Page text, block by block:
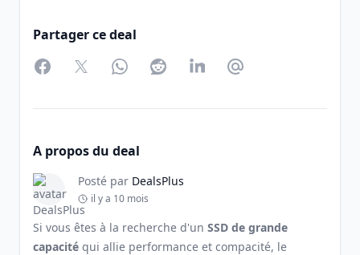
Partager ce deal
FacebookTwitterWhatsAppRedditLinkedInPartager par Email
A propos du deal
Posté par DealsPlus
il y a 10 mois
Si vous êtes à la recherche d'un SSD de grande
capacité qui allie performance et compacité, le